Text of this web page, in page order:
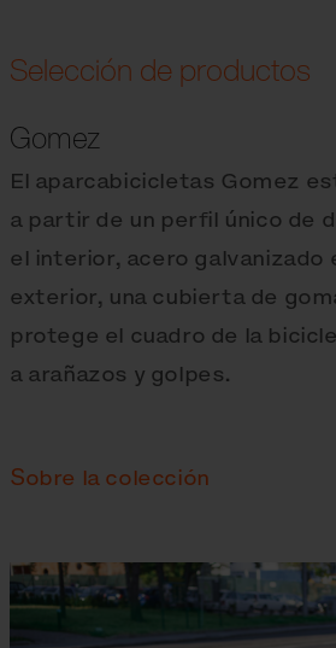
Selección de productos
Gomez
El aparcabicicletas Gomez
a partir de un perfil único de
el interior, acero galvanizado
exterior, una cubierta de
protege el cuadro de la
a arañazos y golpes.
Sobre la colección